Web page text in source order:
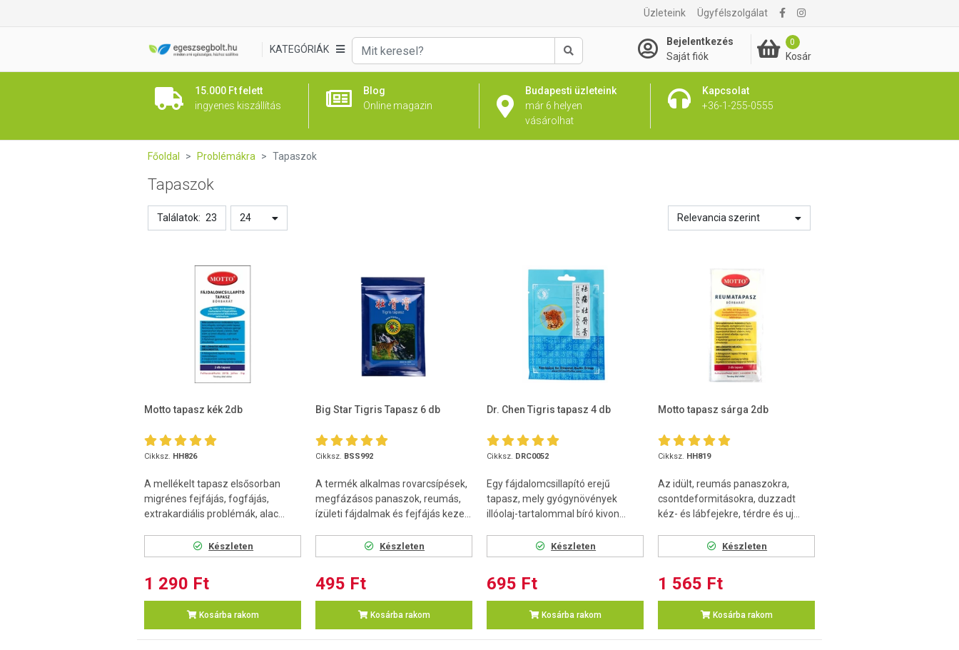
Üzleteink Ügyfélszolgálat
KATEGÓRIÁK
Keresés
Bejelentkezés
Saját fiók
0
Kosár
15.000 Ft felett
ingyenes kiszállítás
Blog
Online magazin
Budapesti üzleteink
már 6 helyen
vásárolhat
Kapcsolat
+36-1-255-0555
Főoldal Problémákra Tapaszok
Tapaszok
Találatok: 23 24 Relevancia szerint
Motto tapasz kék 2db
Cikksz. HH826
A mellékelt tapasz elsősorban
migrénes fejfájás, fogfájás,
extrakardiális problémák, alac...
Készleten
1 290 Ft
Kosárba rakom
Big Star Tigris Tapasz 6 db
Cikksz. BSS992
A termék alkalmas rovarcsípések,
megfázásos panaszok, reumás,
ízületi fájdalmak és fejfájás keze...
Készleten
495 Ft
Kosárba rakom
Dr. Chen Tigris tapasz 4 db
Cikksz. DRC0052
Egy fájdalomcsillapító erejű
tapasz, mely gyógynövények
illóolaj-tartalommal bíró kivon...
Készleten
695 Ft
Kosárba rakom
Motto tapasz sárga 2db
Cikksz. HH819
Az idült, reumás panaszokra,
csontdeformitásokra, duzzadt
kéz- és lábfejekre, térdre és uj...
Készleten
1 565 Ft
Kosárba rakom